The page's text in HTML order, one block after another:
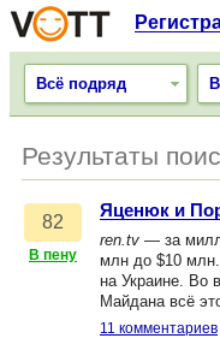
Всё подряд
Результаты
82
В пену
Яценюк и
ren.tv — за
млн до $10
на Украине. Во
Майдана всё
11 комментариев